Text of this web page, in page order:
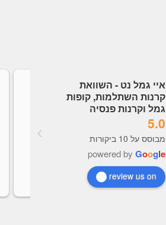
איי גמל נט - השוואת
קרנות השתלמות, קופות
גמל וקרנות פנסיה
5.0
מבוסס על 10 ביקורות
powered by Google
review us on
עמית עובדיה
a year ago